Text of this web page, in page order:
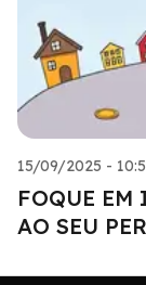
15/09/2025 -
FOQUE EM
AO SEU